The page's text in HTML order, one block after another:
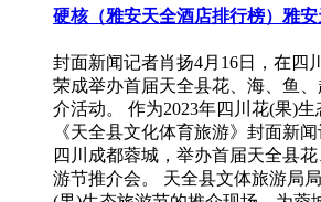
硬核（雅安天全酒店排行榜）雅
封面新闻记者肖扬4月16日，在四
荣成举办首届天全县花、海、鱼
介活动。 作为2023年四川花(果)生
《天全县文化体育旅游》封面新
四川成都蓉城，举办首届天全县
游节推介会。 天全县文体旅游局